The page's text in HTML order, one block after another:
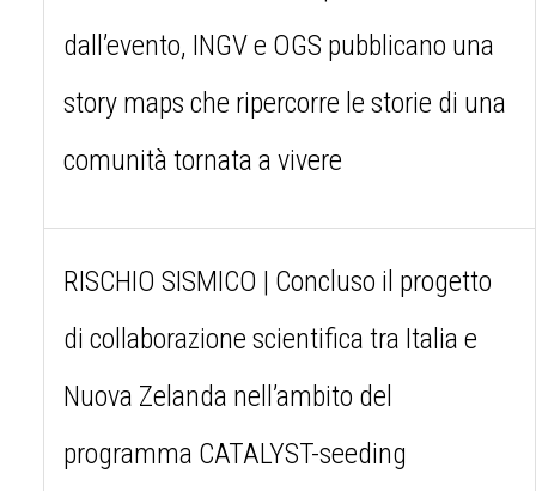
dall’evento, INGV e OGS pubblicano una
story maps che ripercorre le storie di una
comunità tornata a vivere
RISCHIO SISMICO | Concluso il progetto
di collaborazione scientifica tra Italia e
Nuova Zelanda nell’ambito del
programma CATALYST-seeding